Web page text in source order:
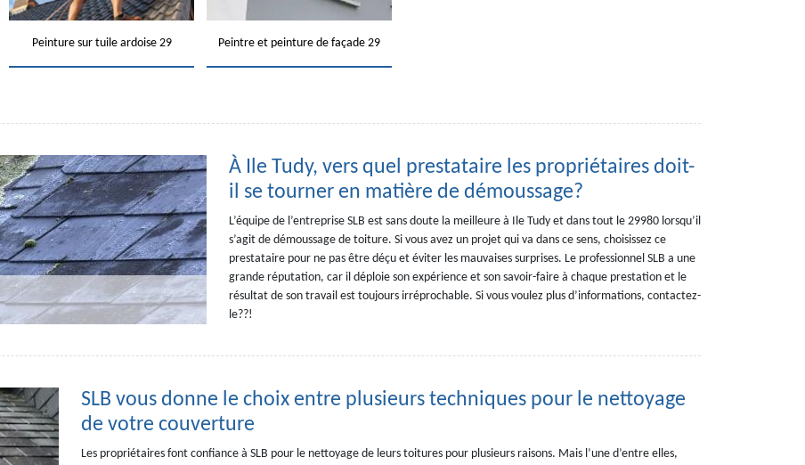
Peinture sur tuile ardoise 29 Peintre et peinture de façade 29
À Ile Tudy, vers quel prestataire les propriétaires doit-
il se tourner en matière de démoussage?
L’équipe de l’entreprise SLB est sans doute la meilleure à Ile Tudy et dans tout le 29980 lorsqu’il
s’agit de démoussage de toiture. Si vous avez un projet qui va dans ce sens, choisissez ce
prestataire pour ne pas être déçu et éviter les mauvaises surprises. Le professionnel SLB a une
grande réputation, car il déploie son expérience et son savoir-faire à chaque prestation et le
résultat de son travail est toujours irréprochable. Si vous voulez plus d’informations, contactez-
le??!
SLB vous donne le choix entre plusieurs techniques pour le nettoyage
de votre couverture
Les propriétaires font confiance à SLB pour le nettoyage de leurs toitures pour plusieurs raisons. Mais l’une d’entre elles,